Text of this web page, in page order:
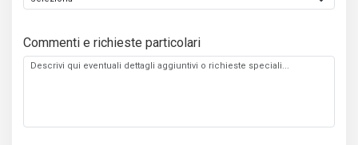
Commenti e richieste particolari